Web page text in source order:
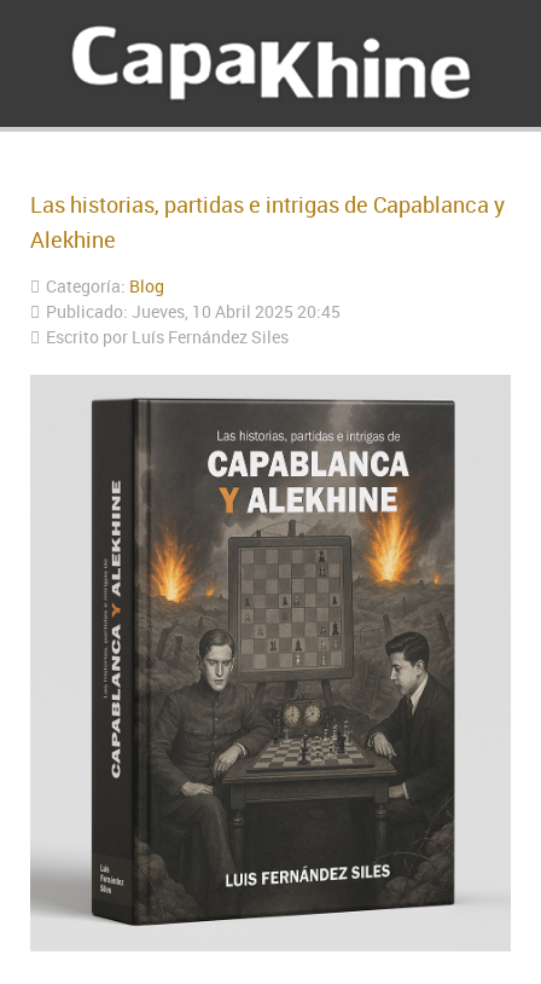
Las historias, partidas e intrigas de Capablanca y
Alekhine
Categoría: Blog
Publicado: Jueves, 10 Abril 2025 20:45
Escrito por Luís Fernández Siles